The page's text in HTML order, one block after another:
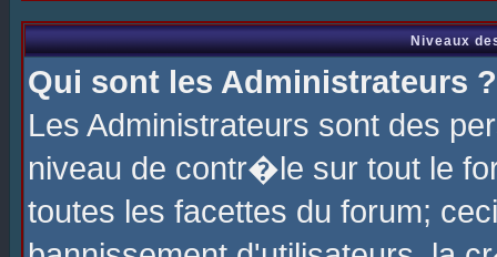
Niveaux
Qui sont les Administrateurs ?
Les Administrateurs sont des
niveau de contr�le sur tout le
toutes les facettes du forum;